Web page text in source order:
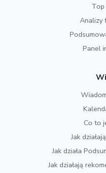
Top
Analizy
Panel
Co to
Jak
Jak działa
Jak działają